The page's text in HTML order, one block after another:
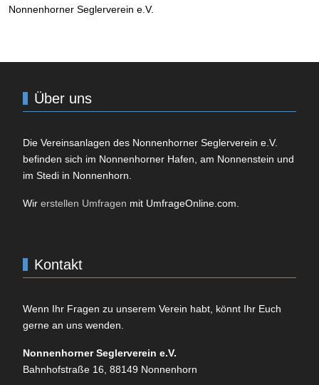
Nonnenhorner Seglerverein e.V.
Über uns
Die Vereinsanlagen des Nonnenhorner Seglerverein e.V.
befinden sich im Nonnenhorner Hafen, am Nonnenstein und
im Stedi in Nonnenhorn.
Wir erstellen Umfragen mit UmfrageOnline.com.
Kontakt
Wenn Ihr Fragen zu unserem Verein habt, könnt Ihr Euch
gerne an uns wenden.
Non­nen­horner Seglerverein e.V.
Bahnhofstraße 16, 88149 Non­nen­horn